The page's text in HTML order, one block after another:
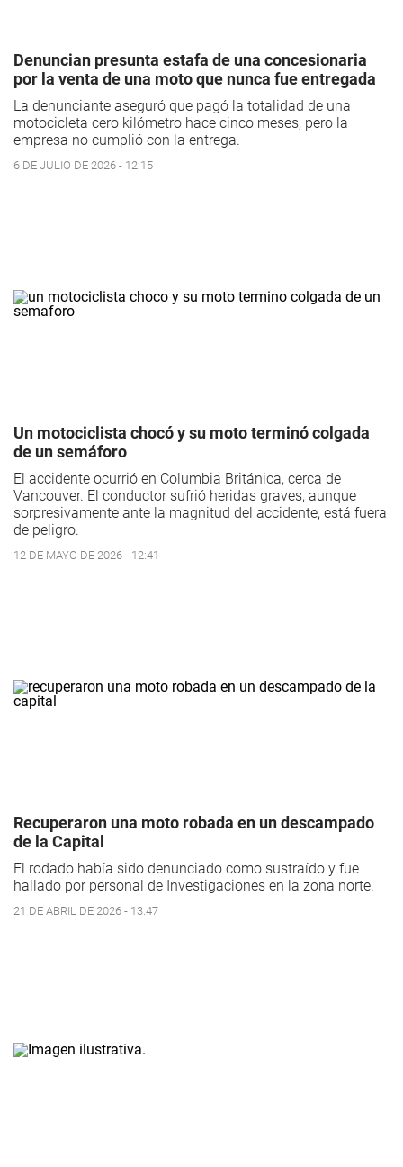
Denuncian presunta estafa de una concesionaria
por la venta de una moto que nunca fue entregada
La denunciante aseguró que pagó la totalidad de una
motocicleta cero kilómetro hace cinco meses, pero la
empresa no cumplió con la entrega.
6 DE JULIO DE 2026 - 12:15
Un motociclista chocó y su moto terminó colgada
de un semáforo
El accidente ocurrió en Columbia Británica, cerca de
Vancouver. El conductor sufrió heridas graves, aunque
sorpresivamente ante la magnitud del accidente, está fuera
de peligro.
12 DE MAYO DE 2026 - 12:41
Recuperaron una moto robada en un descampado
de la Capital
El rodado había sido denunciado como sustraído y fue
hallado por personal de Investigaciones en la zona norte.
21 DE ABRIL DE 2026 - 13:47